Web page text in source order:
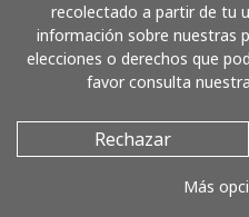
recolectado a partir de tu
información sobre nuestras
elecciones o derechos que
favor consulta
Rechazar
Más
© 2026